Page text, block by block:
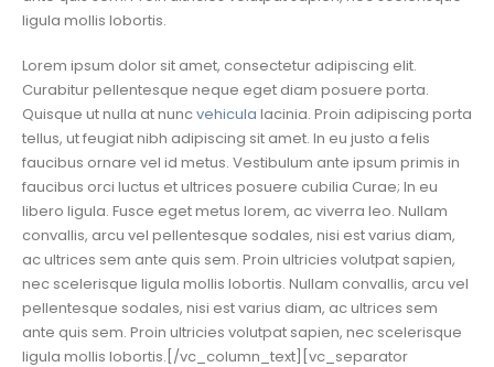
ligula mollis lobortis.
Lorem ipsum dolor sit amet, consectetur adipiscing elit.
Curabitur pellentesque neque eget diam posuere porta.
Quisque ut nulla at nuncvehicula lacinia. Proin adipiscing porta
tellus, ut feugiat nibh adipiscing sit amet. In eu justo a felis
faucibus ornare vel id metus. Vestibulum ante ipsum primis in
faucibus orci luctus et ultrices posuere cubilia Curae; In eu
libero ligula. Fusce eget metus lorem, ac viverra leo. Nullam
convallis, arcu vel pellentesque sodales, nisi est varius diam,
ac ultrices sem ante quis sem. Proin ultricies volutpat sapien,
nec scelerisque ligula mollis lobortis. Nullam convallis, arcu vel
pellentesque sodales, nisi est varius diam, ac ultrices sem
ante quis sem. Proin ultricies volutpat sapien, nec scelerisque
ligula mollis lobortis.[/vc_column_text][vc_separator